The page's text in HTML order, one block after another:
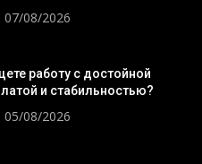
07/08/2026
работу с достойной
и стабильностью?
05/08/2026